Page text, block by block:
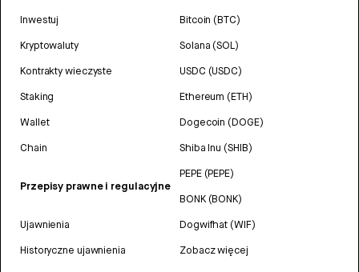
Inwestuj
Kryptowaluty
Kontrakty wieczyste
Staking
Wallet
Chain
Przepisy prawne i regulacyjne
Ujawnienia
Historyczne ujawnienia
Bitcoin (BTC)
Solana (SOL)
USDC (USDC)
Ethereum (ETH)
Dogecoin (DOGE)
Shiba Inu (SHIB)
PEPE (PEPE)
BONK (BONK)
Dogwifhat (WIF)
Zobacz więcej